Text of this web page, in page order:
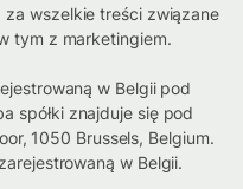
za wszelkie treści związane
tym z marketingiem.
w Belgii pod
spółki znajduje się pod
1050 Brussels, Belgium.
w Belgii.